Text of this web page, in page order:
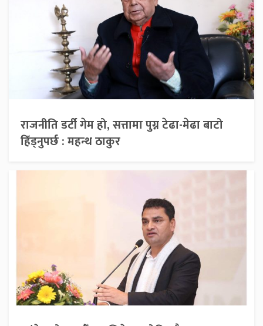
राजनीति डर्टी गेम हो, सत्तामा पुग्न टेढा-मेढा बाटो
हिँड्नुपर्छ : महन्थ ठाकुर